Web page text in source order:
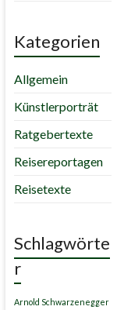
Kategorien
Allgemein
Künstlerporträt
Ratgebertexte
Reisereportagen
Reisetexte
Schlagwörte
r
Arnold Schwarzenegger